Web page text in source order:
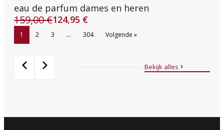
eau de parfum dames en heren
159,00€
Oorspronkelijke
prijs
was:
124,95 €
Huidige
prijs
is:
1 2 3 … 304 Volgende »
Bekijk alles